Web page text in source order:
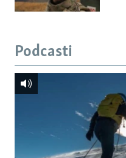
Podcasti